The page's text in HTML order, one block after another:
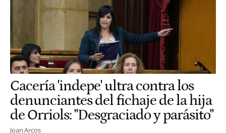
Cacería 'indepe' ultra contra los
denunciantes del fichaje de la hija
de Orriols: "Desgraciado y parásito"
Joan Arcos